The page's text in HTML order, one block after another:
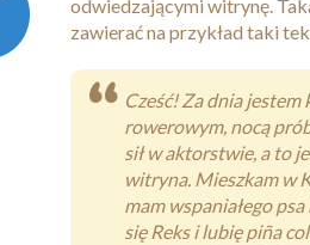
Kontakt
odwiedzającymi witrynę.
zawierać na przykład taki
Cześć! Za dnia jestem
rowerowym, nocą
sił w aktorstwie, a to
witryna. Mieszkam w
mam wspaniałego
się Reks i lubię piña